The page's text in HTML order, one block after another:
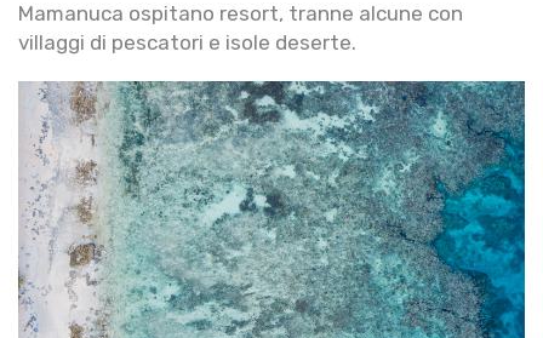
Mamanuca ospitano resort, tranne alcune con
villaggi di pescatori e isole deserte.